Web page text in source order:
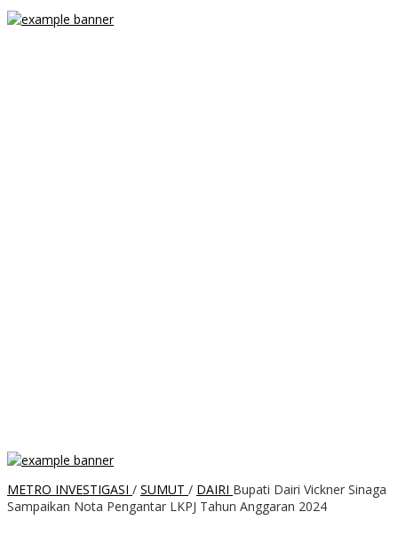
METRO INVESTIGASI / SUMUT / DAIRI Bupati Dairi Vickner Sinaga
Sampaikan Nota Pengantar LKPJ Tahun Anggaran 2024